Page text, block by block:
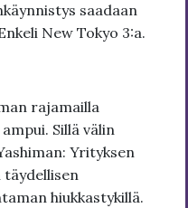
saadaan
New Tokyo 3:a.
rajamailla
Sillä välin
Yrityksen
täydellisen
hiukkastykillä.